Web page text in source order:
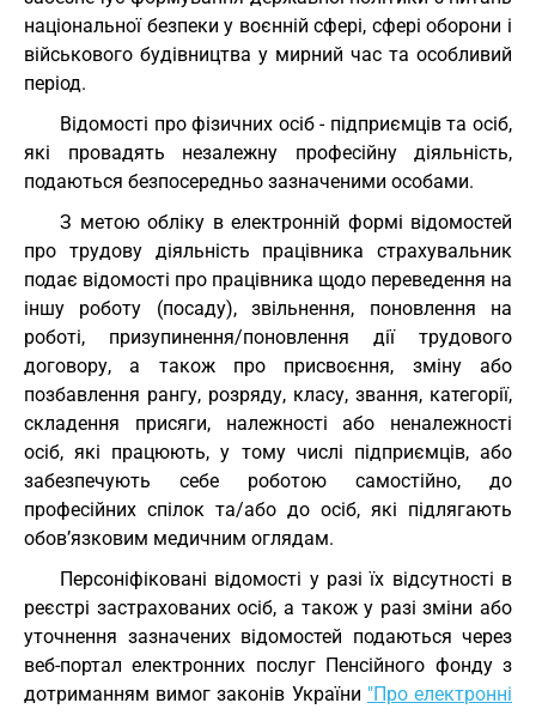
національної безпеки у воєнній сфері, сфері оборони і
військового будівництва у мирний час та особливий
період.
Відомості про фізичних осіб - підприємців та осіб,
які провадять незалежну професійну діяльність,
подаються безпосередньо зазначеними особами.
З метою обліку в електронній формі відомостей
про трудову діяльність працівника страхувальник
подає відомості про працівника щодо переведення на
іншу роботу (посаду), звільнення, поновлення на
роботі, призупинення/поновлення дії трудового
договору, а також про присвоєння, зміну або
позбавлення рангу, розряду, класу, звання, категорії,
складення присяги, належності або неналежності
осіб, які працюють, у тому числі підприємців, або
забезпечують себе роботою самостійно, до
професійних спілок та/або до осіб, які підлягають
обов’язковим медичним оглядам.
Персоніфіковані відомості у разі їх відсутності в
реєстрі застрахованих осіб, а також у разі зміни або
уточнення зазначених відомостей подаються через
веб-портал електронних послуг Пенсійного фонду з
дотриманням вимог законів України "Про електронні